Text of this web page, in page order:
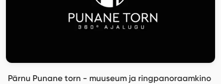
Pärnu Punane torn - muuseum ja ringpanoraamkino